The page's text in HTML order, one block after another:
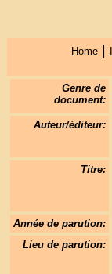
Home|
Genre de
document:
Auteur/éditeur:
Titre:
Année de parution:
Lieu de parution: